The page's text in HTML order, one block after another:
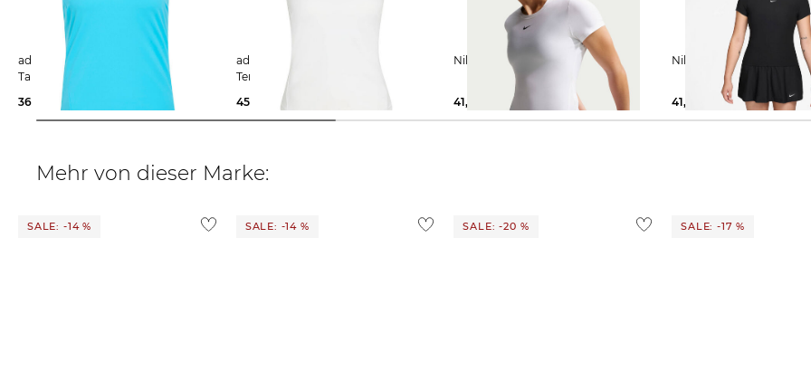
adidas Performance | Damen
Tanktop Y-TANK SIGCYA
36,09 €
adidas Performance | Damen
Tennistop Y-TANK
45,65 €
Nike | Damen T-Shirt VICTORY
41,39 € 49,99 €
Nike | Damen T-Shirt
41,39 € 49,99 €
Mehr von dieser Marke:
SALE: -14 % SALE: -14 % SALE: -20 % SALE: -17 %